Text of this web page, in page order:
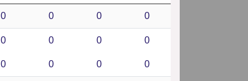
0 0 0 0
0 0 0 0
0 0 0 0